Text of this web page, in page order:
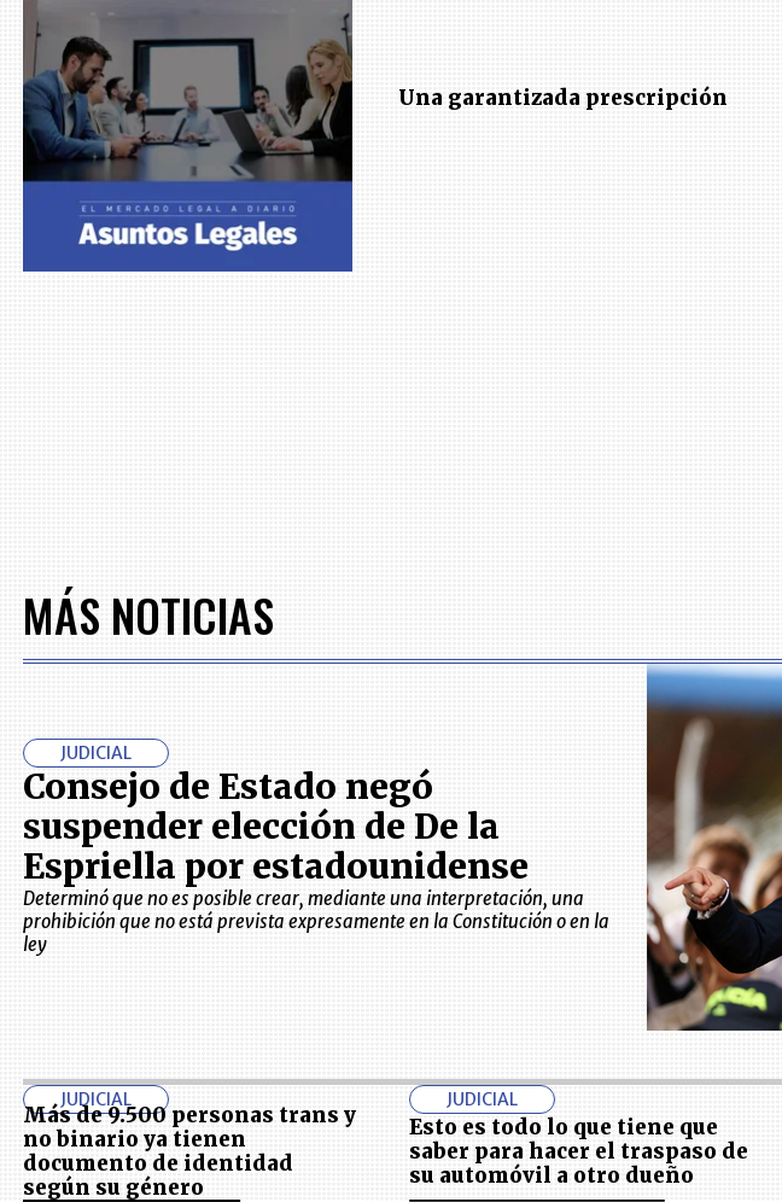
Una garantizada prescripción
MÁS NOTICIAS
JUDICIAL
Consejo de Estado negó
suspender elección de De la
Espriella por estadounidense
Determinó que no es posible crear, mediante una interpretación, una
prohibición que no está prevista expresamente en la Constitución o en la
ley
JUDICIAL
Más de 9.500 personas trans y
no binario ya tienen
documento de identidad
según su género
JUDICIAL
Esto es todo lo que tiene que
saber para hacer el traspaso de
su automóvil a otro dueño